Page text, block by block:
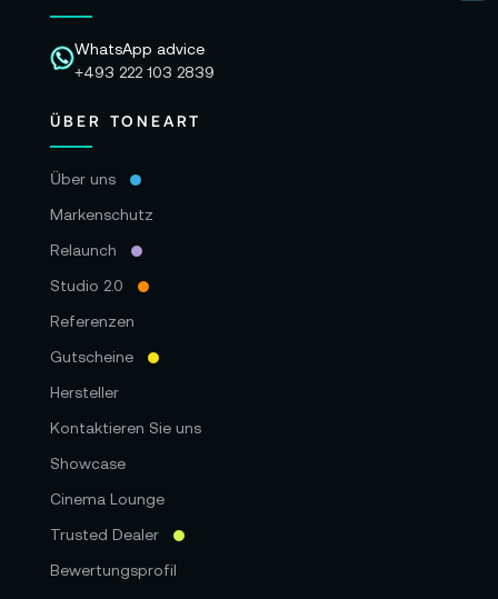
WhatsApp advice
+493 222 103 2839
ÜBER TONEART
Über uns
Markenschutz
Relaunch
Studio 2.0
Referenzen
Gutscheine
Hersteller
Kontaktieren Sie uns
Showcase
Cinema Lounge
Trusted Dealer
Bewertungsprofil